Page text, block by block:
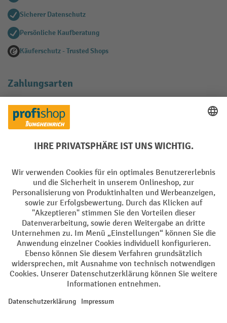
Sicherer Datenschutz
Persönliche Kaufberatung
Käuferschutz - Trusted Shops
Zahlungsarten
Creditcard (Master)
Facebook
YouTube
LinkedIn
Instagram
AGB Impressum Datenschutz
Barrierefreiheit Privacy Settings
Alle Preise exkl. gesetzl. Mehrwertsteuer zzgl.Versandkosten und ggf.
Nachnahmegebühren, wenn nicht anders angegeben.
¹ Der Rabatt gilt so lange der Vorrat reicht. Der Rabatt gilt nicht auf